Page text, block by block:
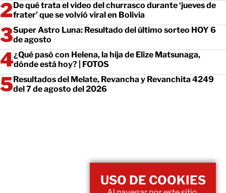
De qué trata el video del churrasco durante ‘jueves de
frater’ que se volvió viral en Bolivia
Super Astro Luna: Resultado del último sorteo HOY 6
de agosto
¿Qué pasó con Helena, la hija de Elize Matsunaga,
dónde está hoy? | FOTOS
Resultados del Melate, Revancha y Revanchita 4249
del 7 de agosto del 2026
USO DE COOKIES